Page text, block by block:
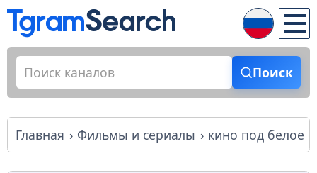
Поиск
Главная Фильмы и сериалы кино под белое